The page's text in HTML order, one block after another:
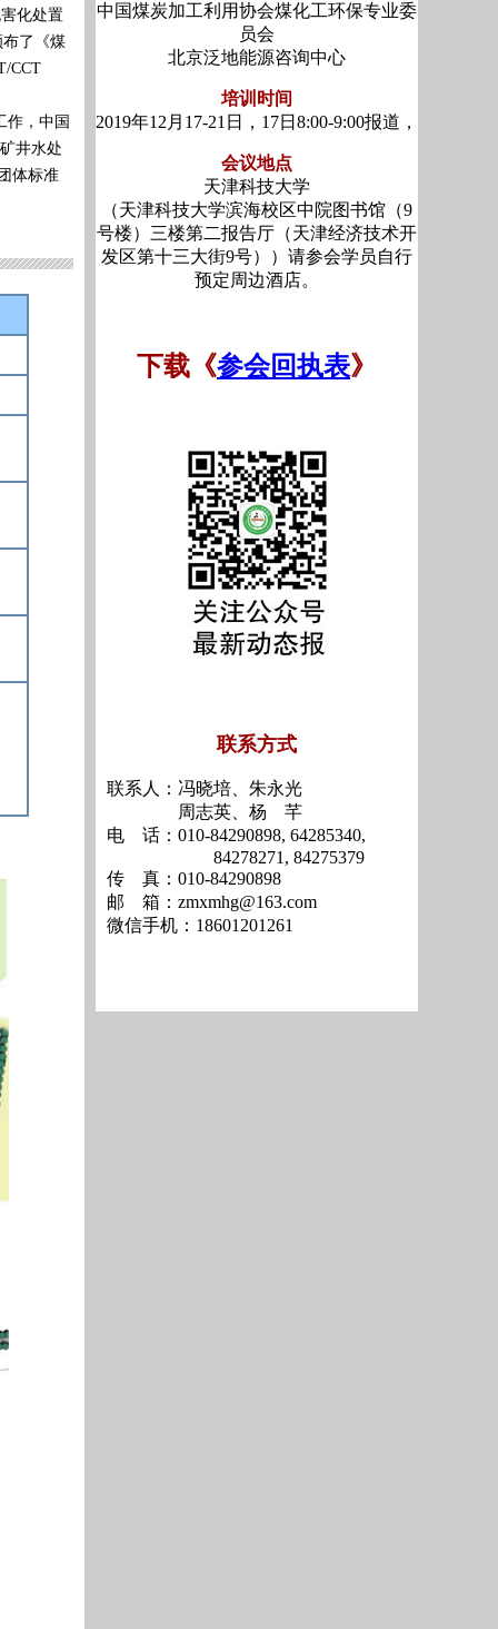
化处置
了《煤
CCT
，中国
井水处
体标准
中国煤炭加工利用协会煤化工环保专业委
员会
北京泛地能源咨询中心
培训时间
2019年12月17-21日，17日8:00-9:00报道，
会议地点
天津科技大学
（天津科技大学滨海校区中院图书馆（9
号楼）三楼第二报告厅（天津经济技术开
发区第十三大街9号））请参会学员自行
预定周边酒店。
下载 《参会回执表》
联系方式
联系人：冯晓培、朱永光
周志英、杨 芊
电 话：010-84290898, 64285340,
84278271, 84275379
传 真：010-84290898
邮 箱：zmxmhg@163.com
微信手机：18601201261